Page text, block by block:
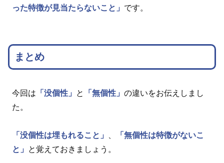
った特徴が見当たらないこと」 です。
まとめ
今回は 「没個性」 と 「無個性」 の違いをお伝えしまし
た。
「没個性は埋もれること」
「無個性は特徴がないこ
と」
と覚えておきましょう。